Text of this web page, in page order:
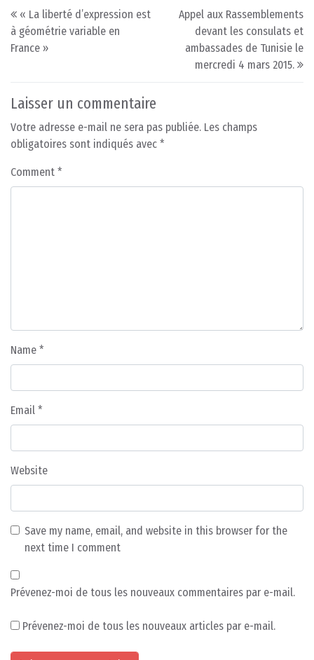
Post navigation
« La liberté d’expression est
à géométrie variable en
France »
Appel aux Rassemblements
devant les consulats et
ambassades de Tunisie le
mercredi 4 mars 2015.
Laisser un commentaire
Votre adresse e-mail ne sera pas publiée. Les champs
obligatoires sont indiqués avec *
Comment *
Name *
Email *
Website
Save my name, email, and website in this browser for the
next time I comment
Prévenez-moi de tous les nouveaux commentaires par e-mail.
Prévenez-moi de tous les nouveaux articles par e-mail.